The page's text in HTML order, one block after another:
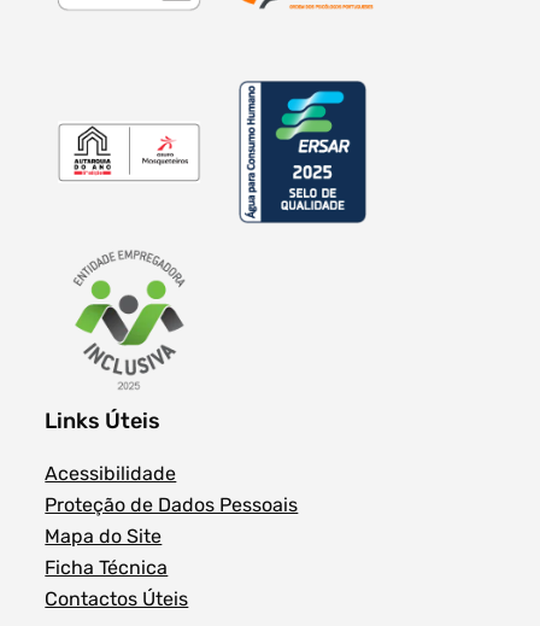
Links Úteis
Acessibilidade
Proteção de Dados Pessoais
Mapa do Site
Ficha Técnica
Contactos Úteis